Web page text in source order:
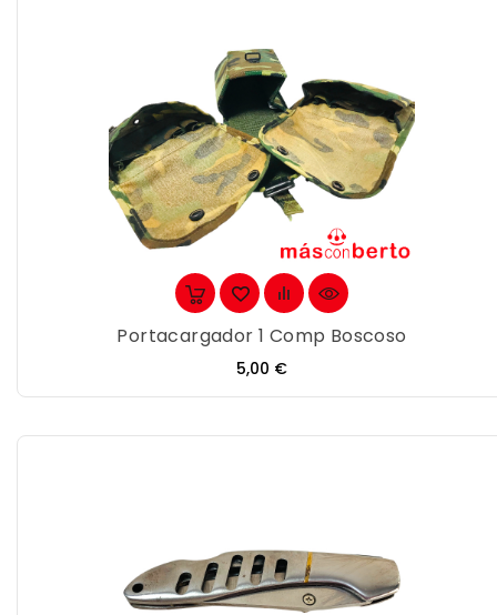
Portacargador 1 Comp Boscoso
Precio
5,00 €